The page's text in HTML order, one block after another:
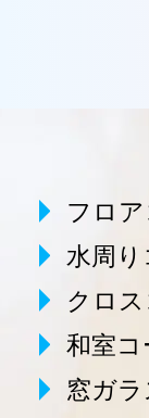
フロ
水周
クロ
和室
窓ガ